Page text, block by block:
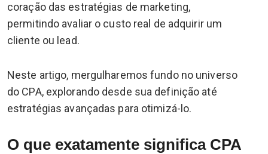
coração das estratégias de marketing,
permitindo avaliar o custo real de adquirir um
cliente ou lead.
Neste artigo, mergulharemos fundo no universo
do CPA, explorando desde sua definição até
estratégias avançadas para otimizá-lo.
O que exatamente significa CPA